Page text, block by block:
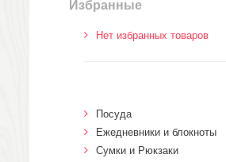
Избранные
Нет избранных товаров
Посуда
Ежедневники и блокноты
Сумки и Рюкзаки